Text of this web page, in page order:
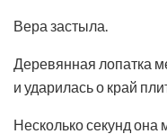
Вера застыла.
Деревянная лопатка
и ударилась о край
Несколько секунд она